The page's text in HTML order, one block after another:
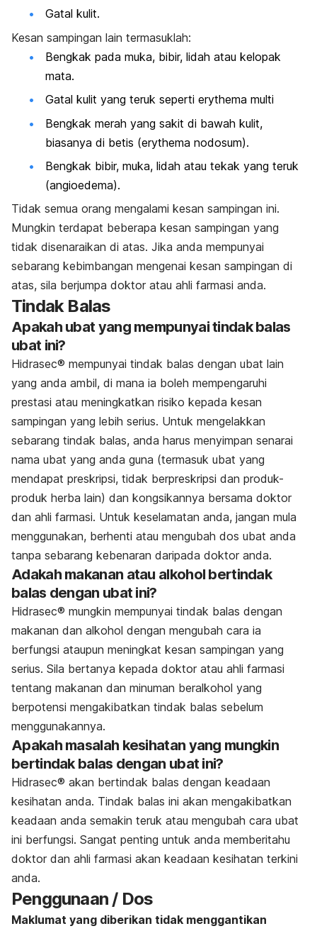
Gatal kulit.
Kesan sampingan lain termasuklah:
Bengkak pada muka, bibir, lidah atau kelopak
mata.
Gatal kulit yang teruk seperti erythema multi
Bengkak merah yang sakit di bawah kulit,
biasanya di betis (erythema nodosum).
Bengkak bibir, muka, lidah atau tekak yang teruk
(angioedema).
Tidak semua orang mengalami kesan sampingan ini.
Mungkin terdapat beberapa kesan sampingan yang
tidak disenaraikan di atas. Jika anda mempunyai
sebarang kebimbangan mengenai kesan sampingan di
atas, sila berjumpa doktor atau ahli farmasi anda.
Tindak Balas
Apakah ubat yang mempunyai tindak balas
ubat ini?
Hidrasec® mempunyai tindak balas dengan ubat lain
yang anda ambil, di mana ia boleh mempengaruhi
prestasi atau meningkatkan risiko kepada kesan
sampingan yang lebih serius. Untuk mengelakkan
sebarang tindak balas, anda harus menyimpan senarai
nama ubat yang anda guna (termasuk ubat yang
mendapat preskripsi, tidak berpreskripsi dan produk-
produk herba lain) dan kongsikannya bersama doktor
dan ahli farmasi. Untuk keselamatan anda, jangan mula
menggunakan, berhenti atau mengubah dos ubat anda
tanpa sebarang kebenaran daripada doktor anda.
Adakah makanan atau alkohol bertindak
balas dengan ubat ini?
Hidrasec® mungkin mempunyai tindak balas dengan
makanan dan alkohol dengan mengubah cara ia
berfungsi ataupun meningkat kesan sampingan yang
serius. Sila bertanya kepada doktor atau ahli farmasi
tentang makanan dan minuman beralkohol yang
berpotensi mengakibatkan tindak balas sebelum
menggunakannya.
Apakah masalah kesihatan yang mungkin
bertindak balas dengan ubat ini?
Hidrasec® akan bertindak balas dengan keadaan
kesihatan anda. Tindak balas ini akan mengakibatkan
keadaan anda semakin teruk atau mengubah cara ubat
ini berfungsi. Sangat penting untuk anda memberitahu
doktor dan ahli farmasi akan keadaan kesihatan terkini
anda.
Penggunaan / Dos
Maklumat yang diberikan tidak menggantikan